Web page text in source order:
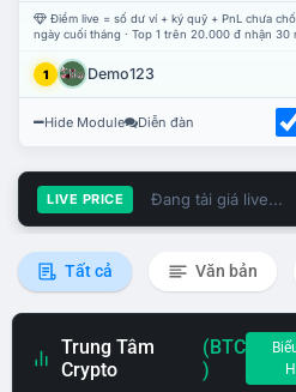
Điểm live = số dư ví + ký quỹ + PnL chưa
ngày cuối tháng · Top 1 trên 20.000 đ nhận 30
1 Demo123
Hide Module Diễn đàn
LIVE PRICE Đang tải giá live...
Tất cả Văn bản
Trung Tâm
Crypto
(BTC
)